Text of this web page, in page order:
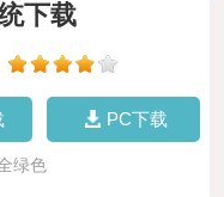
下载
PC下载
绿色